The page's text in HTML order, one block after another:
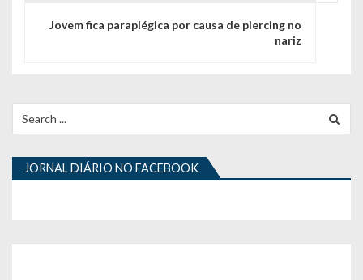
ã
o
d
Jovem fica paraplégica por causa de piercing no
nariz
for:
JORNAL DIÁRIO NO FACEBOOK